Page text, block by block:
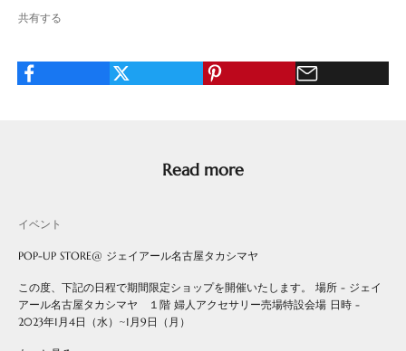
共有する
Read more
イベント
POP-UP STORE@ ジェイアール名古屋タカシマヤ
この度、下記の日程で期間限定ショップを開催いたします。 場所 - ジェイ
アール名古屋タカシマヤ １階 婦人アクセサリー売場特設会場 日時 -
2023年1月4日（水）~1月9日（月）